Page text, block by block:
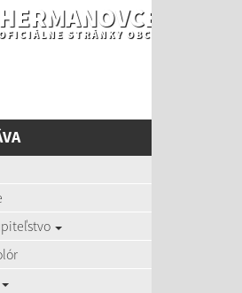
HERMANOVCE NAD
OFICIÁLNE STRÁNKY OBCE